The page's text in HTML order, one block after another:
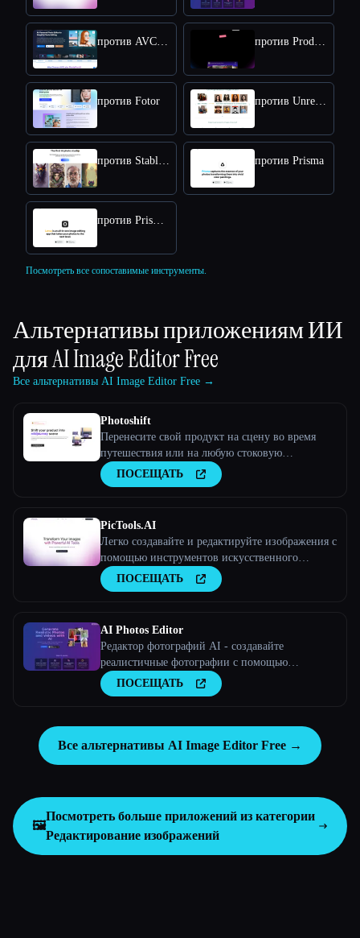
против AVCLabs PhotoPro AI против ProductScope AI
против Fotor против Unrealme
против Stabledojo против Prisma
против Prisma Lensa
Посмотреть все сопоставимые инструменты.
Альтернативы приложениям ИИ
дляAI Image Editor Free
Все альтернативы AI Image Editor Free →
Photoshift
Перенесите свой продукт на сцену во время
путешествия или на любую стоковую
фотографию
ПОСЕЩАТЬ
PicTools.AI
Легко создавайте и редактируйте изображения с
помощью инструментов искусственного
интеллекта
ПОСЕЩАТЬ
AI Photos Editor
Редактор фотографий AI - создавайте
реалистичные фотографии с помощью
искусственного интеллекта
ПОСЕЩАТЬ
Все альтернативы AI Image Editor Free →
🖼️
Посмотреть больше приложений из категории
Редактирование изображений